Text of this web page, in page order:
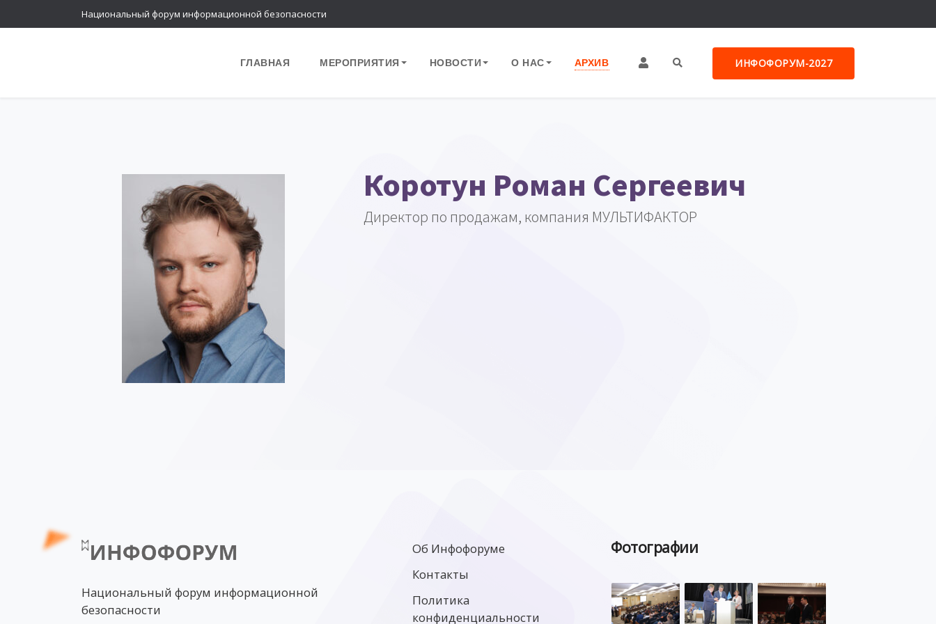
Национальный форум информационной безопасности
ГЛАВНАЯ МЕРОПРИЯТИЯ НОВОСТИ О НАС АРХИВ ИНФОФОРУМ-2027
Коротун Роман Сергеевич
Директор по продажам, компания МУЛЬТИФАКТОР
Национальный форум информационной
безопасности
Об Инфофоруме
Контакты
Политика
конфиденциальности
Фотографии